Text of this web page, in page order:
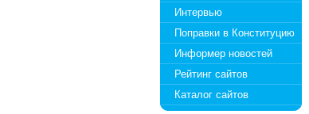
Интервью
Поправки в Конституцию
Информер новостей
Рейтинг сайтов
Каталог сайтов